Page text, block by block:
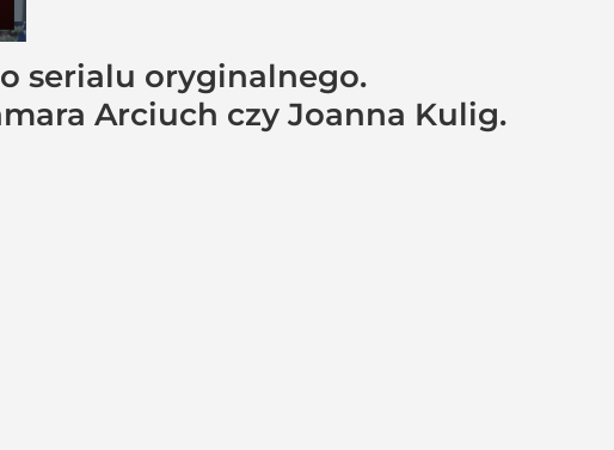
serialu oryginalnego.
Arciuch czy Joanna Kulig.